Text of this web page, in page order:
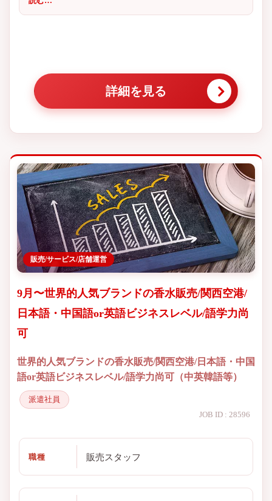
詳細を見る
販売/サービス/店舗運営
9月〜世界的人気ブランドの香水販売/関西空港/
日本語・中国語or英語ビジネスレベル/語学力尚
可
世界的人気ブランドの香水販売/関西空港/日本語・中国
語or英語ビジネスレベル/語学力尚可（中英韓語等）
派遣社員
JOB ID : 28596
職種 販売スタッフ